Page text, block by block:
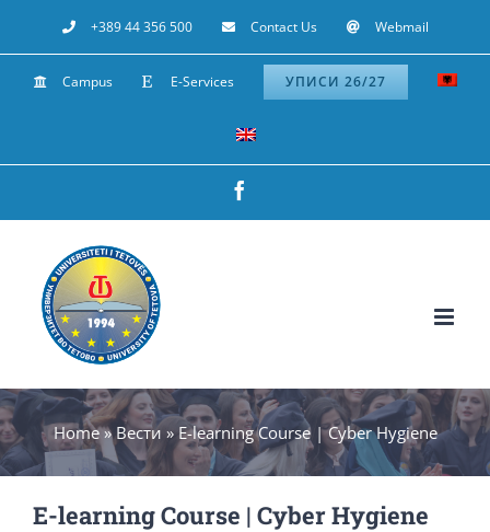
to
content
+389 44 356 500 Contact Us Webmail
Campus E-Services УПИСИ 26/27
Home»Вести »E-learning Course | Cyber Hygiene
E-learning Course | Cyber Hygiene